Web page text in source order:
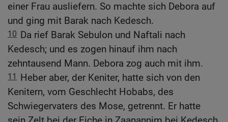
einer Frau ausliefern. So machte sich Debora auf
und ging mit Barak nach Kedesch.
10 Da rief Barak Sebulon und Naftali nach
Kedesch; und es zogen hinauf ihm nach
zehntausend Mann. Debora zog auch mit ihm.
11
Heber aber, der Keniter, hatte sich von den
Kenitern, vom Geschlecht Hobabs, des
Schwiegervaters des Mose, getrennt. Er hatte